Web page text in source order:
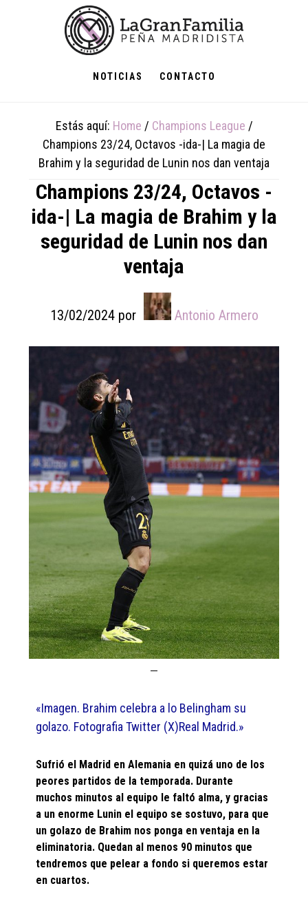
NOTICIAS CONTACTO
Estás aquí: Home / Champions League /
Champions 23/24, Octavos -ida-| La magia de
Brahim y la seguridad de Lunin nos dan ventaja
Champions 23/24, Octavos -
ida-| La magia de Brahim y la
seguridad de Lunin nos dan
ventaja
13/02/2024por Antonio Armero
«Imagen. Brahim celebra a lo Belingham su
golazo. Fotografia Twitter (X)Real Madrid.»
Sufrió el Madrid en Alemania en quizá uno de los
peores partidos de la temporada. Durante
muchos minutos al equipo le faltó alma, y gracias
a un enorme Lunin el equipo se sostuvo, para que
un golazo de Brahim nos ponga en ventaja en la
eliminatoria. Quedan al menos 90 minutos que
tendremos que pelear a fondo si queremos estar
en cuartos.